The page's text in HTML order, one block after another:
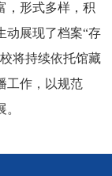
，形式多样，积
动展现了档案“存
将持续依托馆藏
工作，以规范